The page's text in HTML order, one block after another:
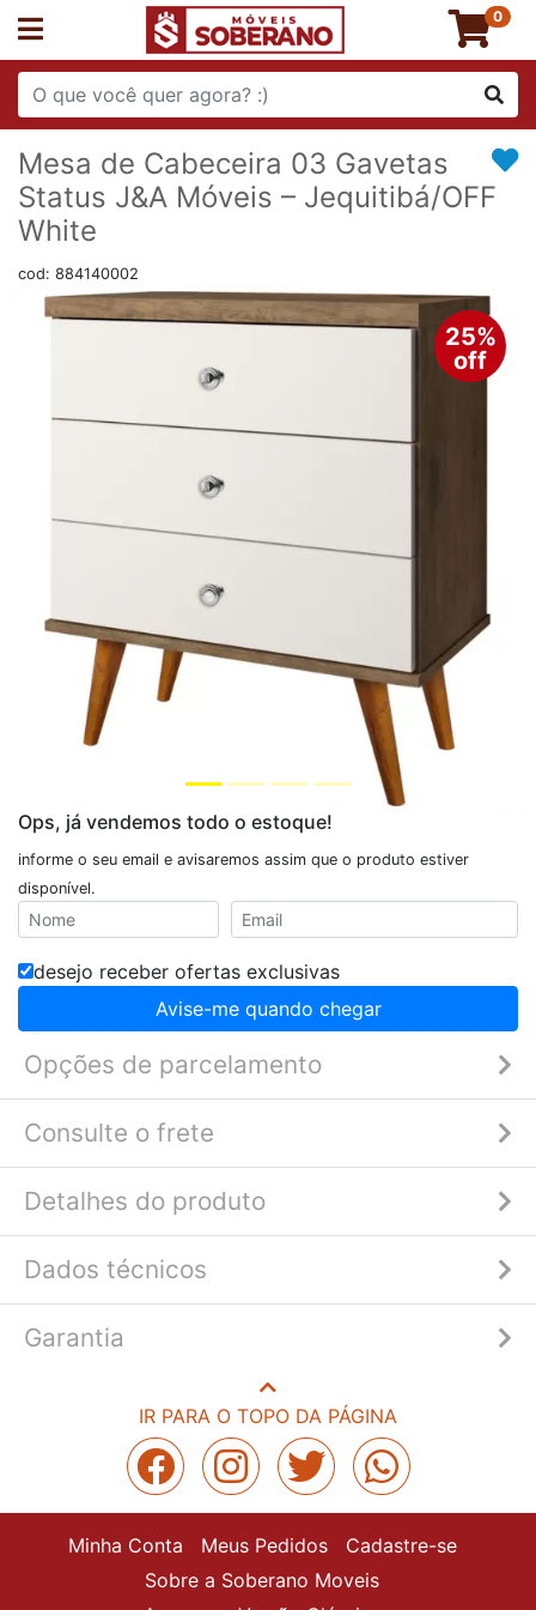
0
Mesa de Cabeceira 03 Gavetas
Status J&A Móveis – Jequitibá/OFF
White
cod: 884140002
25%
off
Ops, já vendemos todo o estoque!
informe o seu email e avisaremos assim que o produto estiver
disponível.
desejo receber ofertas exclusivas
Avise-me quando chegar
Opções de parcelamento
Consulte o frete
Detalhes do produto
Dados técnicos
Garantia
IR PARA O TOPO DA PÁGINA
Minha Conta Meus Pedidos
Cadastre-se
Sobre a Soberano Moveis